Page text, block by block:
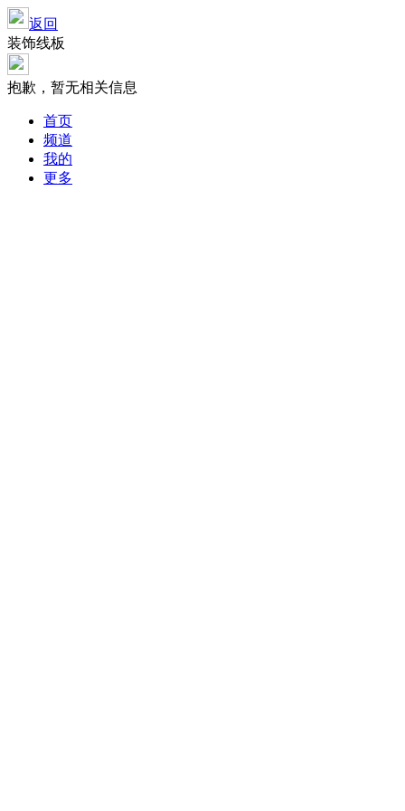
返回
装饰线板
抱歉，暂无相关信息
首页
频道
我的
更多